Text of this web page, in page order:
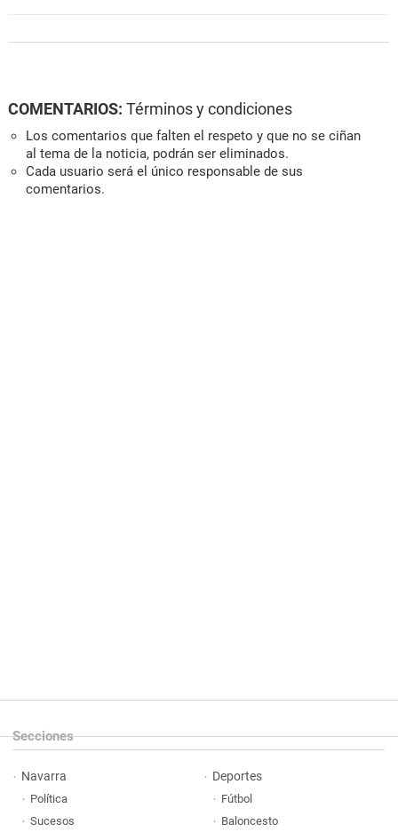
COMENTARIOS: Términos y condiciones
Los comentarios que falten el respeto y que no se ciñan
al tema de la noticia, podrán ser eliminados.
Cada usuario será el único responsable de sus
comentarios.
Secciones
Navarra
Política
Sucesos
Deportes
Fútbol
Baloncesto